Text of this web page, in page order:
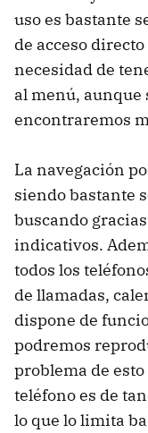
uso es bastante
de acceso
necesidad de
al menú, aunque
encontraremos
La navegación
siendo bastante
buscando
indicativos.
todos los
de llamadas,
dispone de
podremos
problema de
teléfono es de
lo que lo limita